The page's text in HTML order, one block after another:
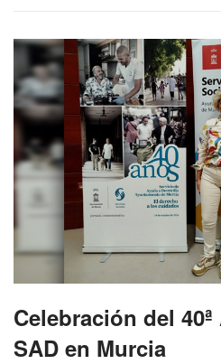
Celebración del
SAD en Murcia